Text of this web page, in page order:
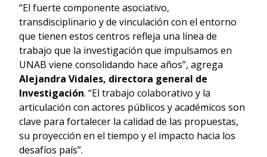
“El fuerte componente asociativo,
transdisciplinario y de vinculación con el entorno
que tienen estos centros refleja una línea de
trabajo que la investigación que impulsamos en
UNAB viene consolidando hace años”, agrega
Alejandra Vidales, directora general de
Investigación. “El trabajo colaborativo y la
articulación con actores públicos y académicos son
clave para fortalecer la calidad de las propuestas,
su proyección en el tiempo y el impacto hacia los
desafíos país”.